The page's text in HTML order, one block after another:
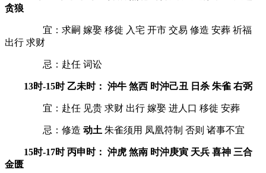
贪狼
宜：求嗣 嫁娶 移徙 入宅 开市 交易 修造 安葬 祈福
出行 求财
忌：赴任 词讼
13时-15时 乙未时： 沖牛 煞西 时沖己丑 日杀 朱雀 右弼
宜：赴任 见贵 求财 出行 嫁娶 进人口 移徙 安葬
忌：修造 动土 朱雀须用 凤凰符制 否则 诸事不宜
15时-17时 丙申时： 沖虎 煞南 时沖庚寅 天兵 喜神 三合
金匮